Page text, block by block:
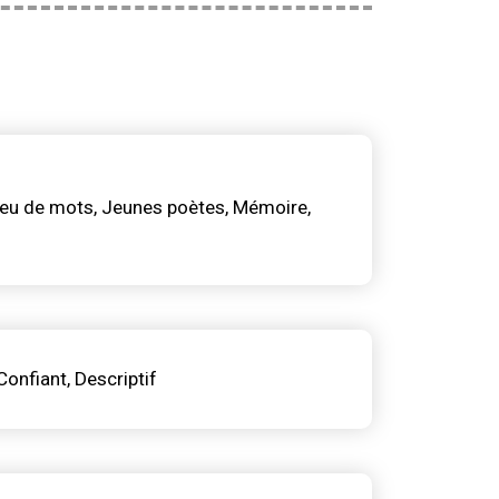
de mots Jeunes poètes Mémoire
Descriptif